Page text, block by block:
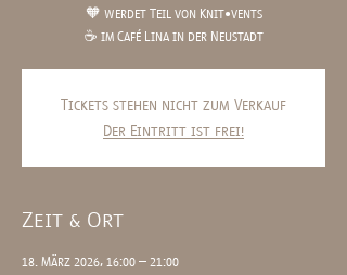
🧡 werdet Teil von Knit•vents
☕️ im Café Lina in der Neustadt
Tickets stehen nicht zum Verkauf
Der Eintritt ist frei!
Zeit & Ort
18. März 2026, 16:00 – 21:00